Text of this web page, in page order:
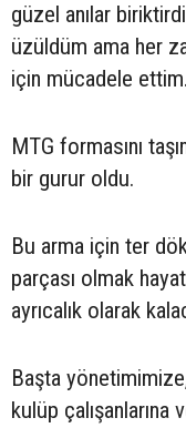
güzel anılar
üzüldüm ama her
için mücadele ettim.
MTG formasını
bir gurur oldu.
Bu arma için ter
parçası olmak
ayrıcalık olarak
Başta
kulüp